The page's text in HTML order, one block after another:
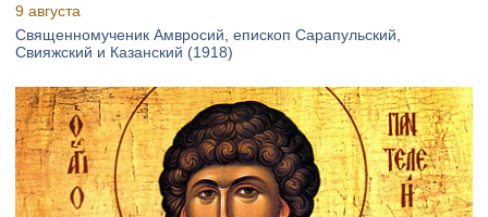
9 августа
Священномученик Амвросий, епископ Сарапульский,
Свияжский и Казанский (1918)